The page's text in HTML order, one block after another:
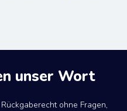
unser Wort
ohne Fragen,